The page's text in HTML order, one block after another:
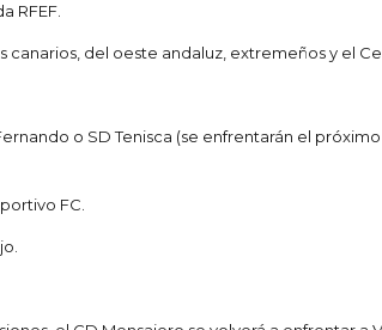
RFEF.
canarios, del oeste andaluz, extremeños y el
o SD Tenisca (se enfrentarán el
FC.